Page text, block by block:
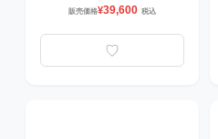
販売価格¥39,600 税込